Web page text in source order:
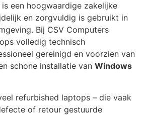
een hoogwaardige zakelijke
en zorgvuldig is gebruikt in
Bij CSV Computers
volledig technisch
gereinigd en voorzien van
schone installatie van Windows
refurbished laptops – die vaak
of retour gestuurde